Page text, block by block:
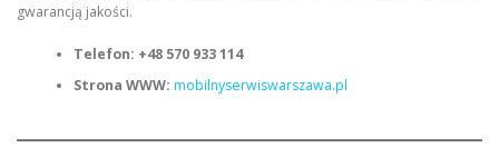
gwarancją jakości.
Telefon: +48 570 933 114
Strona WWW: mobilnyserwiswarszawa.pl